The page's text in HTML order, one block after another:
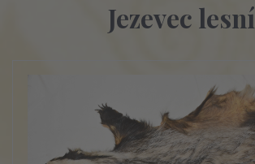
Jezevec lesní